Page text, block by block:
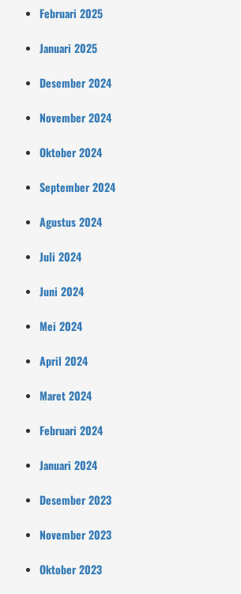
Februari 2025
Januari 2025
Desember 2024
November 2024
Oktober 2024
September 2024
Agustus 2024
Juli 2024
Juni 2024
Mei 2024
April 2024
Maret 2024
Februari 2024
Januari 2024
Desember 2023
November 2023
Oktober 2023